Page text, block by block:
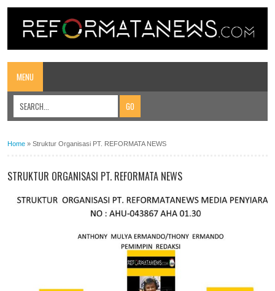
MENU
Home » Struktur Organisasi PT. REFORMATA NEWS
STRUKTUR ORGANISASI PT. REFORMATA NEWS